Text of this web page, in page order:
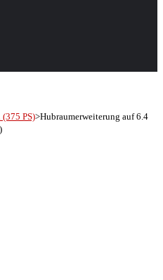
PS)>Hubraumerweiterung auf 6.4